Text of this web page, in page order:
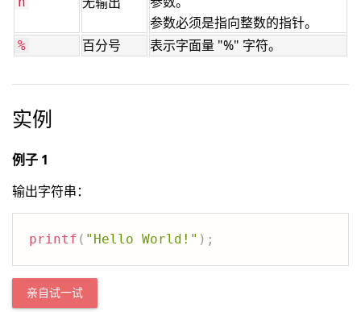
参数必须是指向整数的指针。
% 百分号 表示字面量 "%" 字符。
实例
例子 1
输出字符串：
printf ( "Hello World!" ) ;
亲自试一试